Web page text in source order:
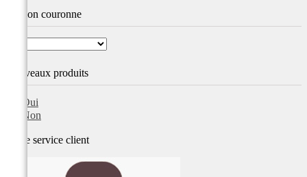
Version couronne
Nouveaux produits
Oui
Non
Notre service client